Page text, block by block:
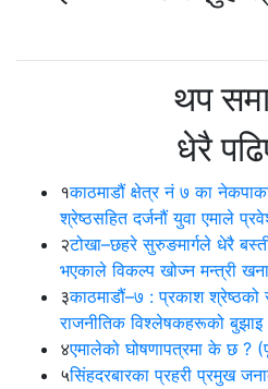
थप
धेरै
१काठमाडौं क्षेत्र नं ७ का
श्रेष्ठसहित दर्जनौं युवा एमाले
२टोखा–छहरे सुरुङमार्गले धेरै
भएकाले विकल्प खोज्न मन्त्री
३काठमाडौं–७ : प्रकाश श्रेष्ठको
राजनीतिक विश्लेषकहरूको बुझाइ
४एमालेको घोषणापत्रमा के छ ?
५सिंहदरबारका प्रहरी प्रमुख